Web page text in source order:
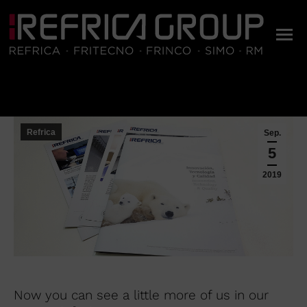
Sep.
5
2019
Refrica
Now you can see a little more of us in our